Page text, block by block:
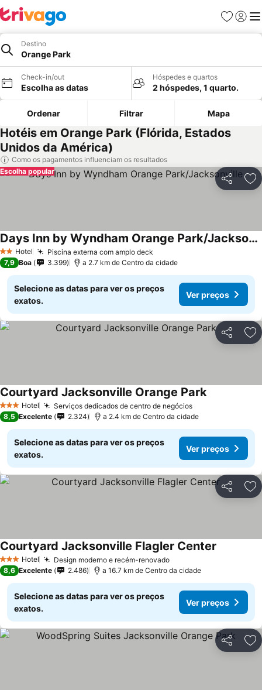
Favoritos
Iniciar
Destino
Orange Park
Check-in/out
Escolha as datas
Hóspedes e quartos
2 hóspedes, 1 quarto.
Ordenar Filtrar Mapa
Hotéis em Orange Park (Flórida, Estados
Unidos da América)
Como os pagamentos influenciam os resultados
Partilhar
Escolha popular
2 Estrelas
Hotel Piscina externa com amplo deck
Days Inn by Wyndham Orange Park/Jacksonville
Ver preços
7,9 Boa 3.399 a 2.7 km de Centro da cidade
Selecione as datas para ver os preços
exatos.
Ver preços
Partilhar
3 EstrelasHotel Serviços dedicados de centro de negóciosVer preços
Courtyard Jacksonville Orange ParkVer preços
8,5 Excelente 2.324 a 2.4 km de Centro da cidade
Selecione as datas para ver os preços
exatos.
Ver preços
Partilhar
3 EstrelasHotel Design moderno e recém-renovadoVer preços
Courtyard Jacksonville Flagler Center
8,6 Excelente 2.486 a 16.7 km de Centro da cidade
Selecione as datas para ver os preços
exatos.
Ver preços
Partilhar